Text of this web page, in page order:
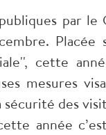
par
cette
mesures
sécurité des
année